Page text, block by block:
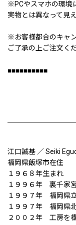
※PCやスマホの環境
実物とは異なって見
※お客様都合のキャ
ご了承の上ご注文く
■■■■■■■■■■
江口誠基 ／ Seiki
福岡県飯塚市在住
１９６８年生ま
１９９６年 裏千
１９９７年 福岡県
１９９７年 福岡
２００２年 工房を